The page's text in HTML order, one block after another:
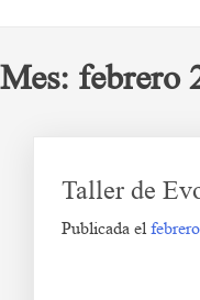
Mes: febrero
Taller de
Publicada el